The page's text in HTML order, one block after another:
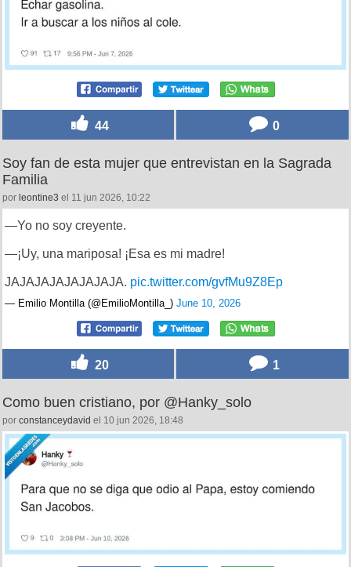
44 0
Soy fan de esta mujer que entrevistan en la Sagrada
Familia
por leontine3 el 11 jun 2026, 10:22
—Yo no soy creyente.
—¡Uy, una mariposa! ¡Esa es mi madre!
JAJAJAJAJAJAJAJA. pic.twitter.com/gvfMu9Z8Ep
— Emilio Montilla (@EmilioMontilla_) June 10, 2026
20 1
Como buen cristiano, por @Hanky_solo
por constanceydavid el 10 jun 2026, 18:48